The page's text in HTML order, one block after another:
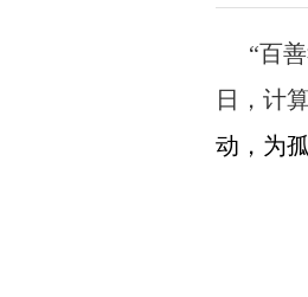
“百
日，计
动，为